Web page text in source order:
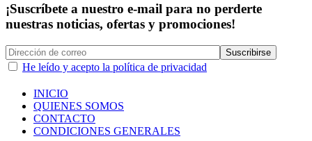
¡Suscríbete a nuestro e-mail para no perderte
nuestras noticias, ofertas y promociones!
He leído y acepto la política de privacidad
INICIO
QUIENES SOMOS
CONTACTO
CONDICIONES GENERALES